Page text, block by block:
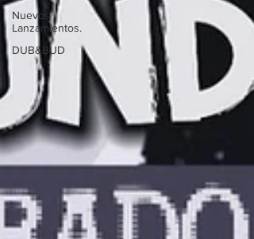
Nuevos
Lanzamientos.
DUB&BUD